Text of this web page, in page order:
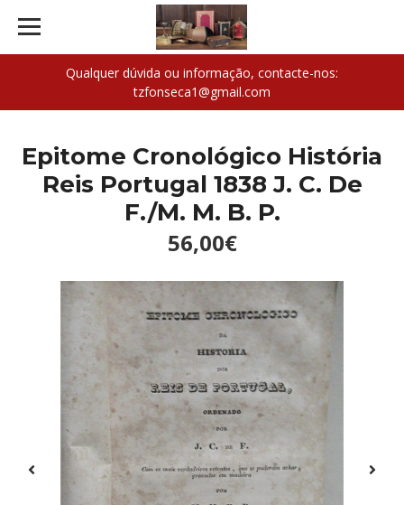
Qualquer dúvida ou informação, contacte-nos:
tzfonseca1@gmail.com
Epitome Cronológico História
Reis Portugal 1838 J. C. De
F./M. M. B. P.
56,00€